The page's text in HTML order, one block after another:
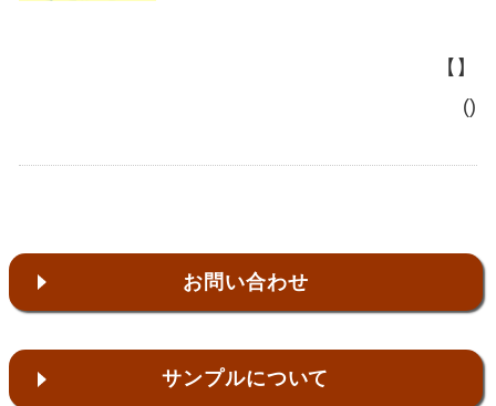
【】
()
お問い合わせ
サンプルについて